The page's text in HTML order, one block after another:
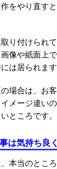
をやり直す
り付けられ
像や紙面上
は居られます
場合は、お
メージ違い
ところです。
は気持ち良
本当のとこ